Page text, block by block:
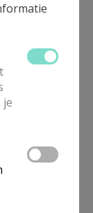
Via de
je